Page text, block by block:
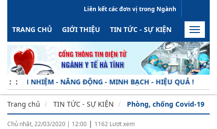
Liên kết các đơn vị trong Ngành
Tra cứu Hồ sơ sức khỏe Liên hệ Hỏi - Đáp RSS
TRANG CHỦ GIỚI THIỆU TIN TỨC - SỰ KIỆN HOẠT
Toggle
: :- NĂNG ĐỘNG - MINH BẠCH - HIỆU QUẢ !
Trang chủ TIN TỨC - SỰ KIỆN Phòng, chống Covid-19
Chủ nhật, 22/03/2020 | 12:00 | 1162 Lượt xem